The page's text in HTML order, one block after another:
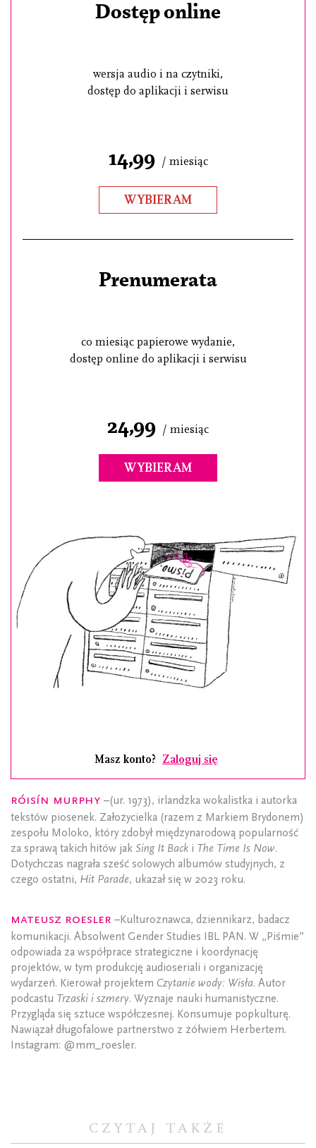
Dostęp online
wersja audio i na czytniki,
dostęp do aplikacji i serwisu
14,99 / miesiąc
WYBIERAM
Prenumerata
co miesiąc papierowe wydanie,
dostęp online do aplikacji i serwisu
24,99 / miesiąc
WYBIERAM
Masz konto? Zaloguj się
Róisín Murphy –(ur. 1973), irlandzka wokalistka i autorka
tekstów piosenek. Założycielka (razem z Markiem Brydonem)
zespołu Moloko, który zdobył międzynarodową popularność
za sprawą takich hitów jak Sing It Back i The Time Is Now.
Dotychczas nagrała sześć solowych albumów studyjnych, z
czego ostatni, Hit Parade, ukazał się w 2023 roku.
Mateusz Roesler –Kulturoznawca, dziennikarz, badacz
komunikacji. Absolwent Gender Studies IBL PAN. W „Piśmie”
odpowiada za współprace strategiczne i koordynację
projektów, w tym produkcję audioseriali i organizację
wydarzeń. Kierował projektem Czytanie wody: Wisła. Autor
podcastu Trzaski i szmery. Wyznaje nauki humanistyczne.
Przygląda się sztuce współczesnej. Konsumuje popkulturę.
Nawiązał długofalowe partnerstwo z żółwiem Herbertem.
Instagram: @mm_roesler.
CZYTAJ TAKŻE